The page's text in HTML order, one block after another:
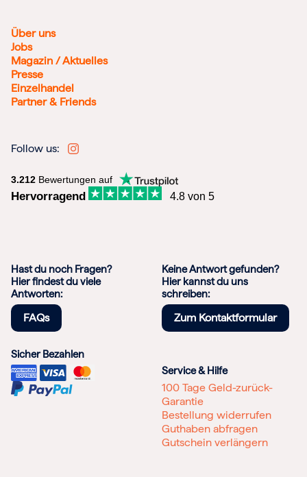
Über uns
Jobs
Magazin / Aktuelles
Presse
Einzelhandel
Partner & Friends
Follow us:
3.212 Bewertungen auf
Hervorragend 4.8 von 5
Hast du noch Fragen?
Hier findest du viele
Antworten:
FAQs
Keine Antwort gefunden?
Hier kannst du uns
schreiben:
Zum Kontaktformular
Sicher Bezahlen
Service & Hilfe
100 Tage Geld-zurück-
Garantie
Bestellung widerrufen
Guthaben abfragen
Gutschein verlängern